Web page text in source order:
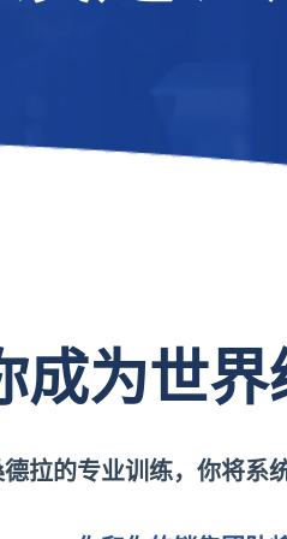
成为世界
拉的专业训练，你将系